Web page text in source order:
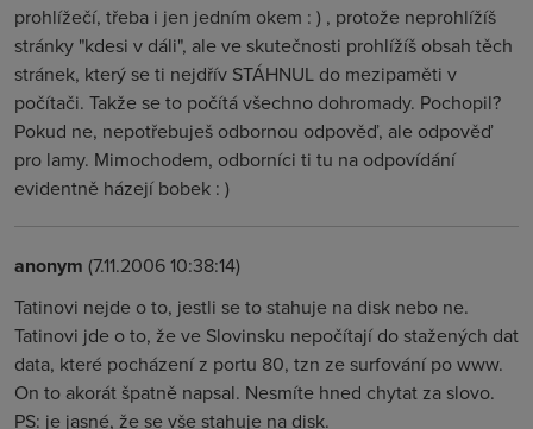
prohlížečí, třeba i jen jedním okem : ) , protože neprohlížíš
stránky "kdesi v dáli", ale ve skutečnosti prohlížíš obsah těch
stránek, který se ti nejdřív STÁHNUL do mezipaměti v
počítači. Takže se to počítá všechno dohromady. Pochopil?
Pokud ne, nepotřebuješ odbornou odpověď, ale odpověď
pro lamy. Mimochodem, odborníci ti tu na odpovídání
evidentně házejí bobek : )
anonym (7.11.2006 10:38:14)
Tatinovi nejde o to, jestli se to stahuje na disk nebo ne.
Tatinovi jde o to, že ve Slovinsku nepočítají do stažených dat
data, které pocházení z portu 80, tzn ze surfování po www.
On to akorát špatně napsal. Nesmíte hned chytat za slovo.
PS: je jasné, že se vše stahuje na disk.